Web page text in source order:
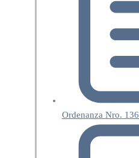
Ordenanza Nro. 136